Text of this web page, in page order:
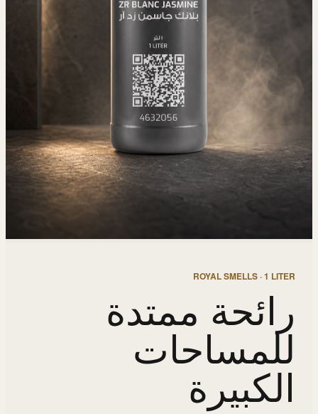
ROYAL SMELLS · 1 LITER
رائحة ممتدة
للمساحات
الكبيرة